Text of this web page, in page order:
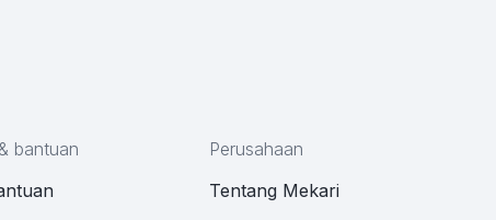
bantuan
Perusahaan
Tentang Mekari